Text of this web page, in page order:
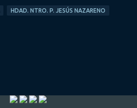
HDAD. NTRO. P. JESÚS NAZARENO